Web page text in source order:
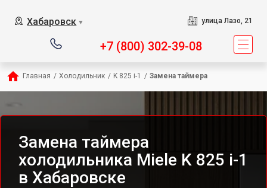
Хабаровск ▼ улица Лазо, 21
+7 (800) 302-39-08
Главная / Холодильник / K 825 i-1 / Замена таймера
Замена таймера
холодильника Miele K 825 i-1
в Хабаровске